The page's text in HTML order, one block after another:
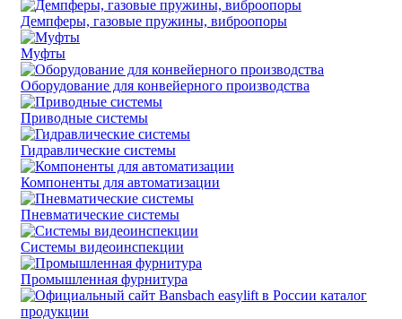
Демпферы, газовые пружины, виброопоры
Муфты
Оборудование для конвейерного производства
Приводные системы
Гидравлические системы
Компоненты для автоматизации
Пневматические системы
Системы видеоинспекции
Промышленная фурнитура